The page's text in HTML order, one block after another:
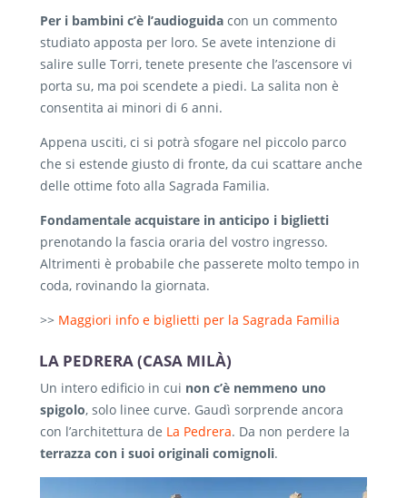
Per i bambini c’è l’audioguida con un commento
studiato apposta per loro. Se avete intenzione di
salire sulle Torri, tenete presente che l’ascensore vi
porta su, ma poi scendete a piedi. La salita non è
consentita ai minori di 6 anni.
Appena usciti, ci si potrà sfogare nel piccolo parco
che si estende giusto di fronte, da cui scattare anche
delle ottime foto alla Sagrada Familia.
Fondamentale acquistare in anticipo i biglietti
prenotando la fascia oraria del vostro ingresso.
Altrimenti è probabile che passerete molto tempo in
coda, rovinando la giornata.
>> Maggiori info e biglietti per la Sagrada Familia
LA PEDRERA (CASA MILÀ)
Un intero edificio in cui non c’è nemmeno uno
spigolo, solo linee curve. Gaudì sorprende ancora
con l’architettura de La Pedrera. Da non perdere la
terrazza con i suoi originali comignoli.